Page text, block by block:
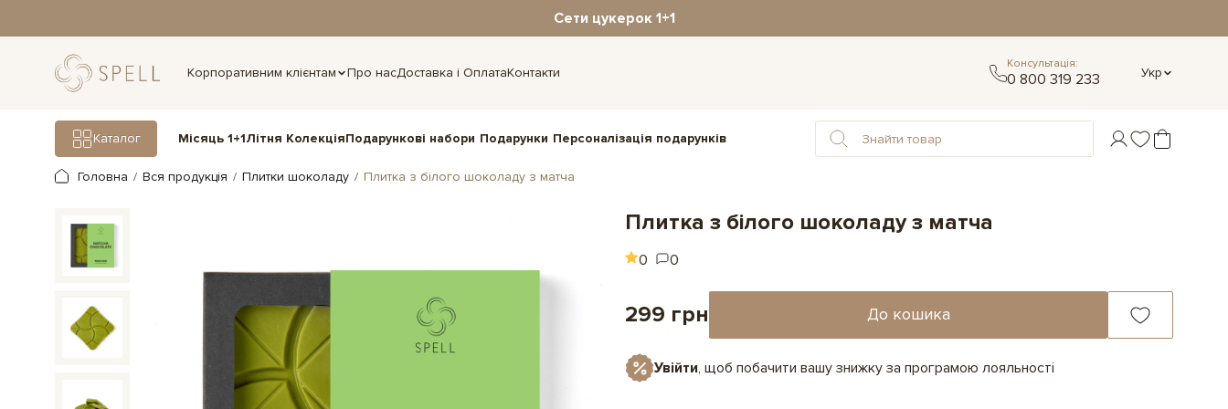
Сети цукерок 1+1
Корпоративним клієнтам Про насДоставка і ОплатаКонтакти
Консультація:
0 800 319 233 Укр
Каталог Місяць 1+1Літня КолекціяПодарункові набори Подарунки Персоналізація подарунків
Головна Вся продукція Плитки шоколаду Плитка з білого шоколаду з матча
Плитка з білого шоколаду з матча
0 0
299 грн До кошика
Увійти, щоб побачити вашу знижку за програмою лояльності